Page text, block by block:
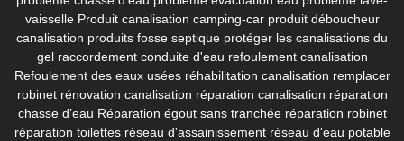
vaisselle Produit canalisation camping-car produit déboucheur
canalisation produits fosse septique protéger les canalisations du
gel raccordement conduite d'eau refoulement canalisation
Refoulement des eaux usées réhabilitation canalisation remplacer
robinet rénovation canalisation réparation canalisation réparation
chasse d’eau Réparation égout sans tranchée réparation robinet
réparation toilettes réseau d'assainissement réseau d'eau potable